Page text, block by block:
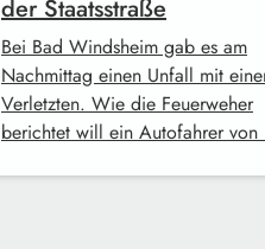
der Staatsstraße
Bei Bad Windsheim gab es am
Nachmittag einen Unfall mit
Verletzten. Wie die Feuerweher
berichtet will ein Autofahrer